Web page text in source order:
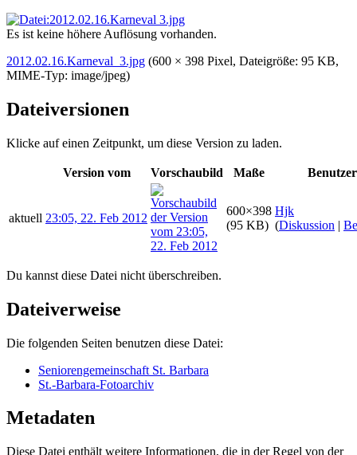
Es ist keine höhere Auflösung vorhanden.
2012.02.16.Karneval_3.jpg (600 × 398 Pixel, Dateigröße: 95 KB,
MIME-Typ: image/jpeg)
Dateiversionen
Klicke auf einen Zeitpunkt, um diese Version zu laden.
Version vom Vorschaubild Maße Benutzer
aktuell 23:05, 22. Feb 2012
600×398
(95 KB)
Hjk
(Diskussion |
Du kannst diese Datei nicht überschreiben.
Dateiverweise
Die folgenden Seiten benutzen diese Datei:
Seniorengemeinschaft St. Barbara
St.-Barbara-Fotoarchiv
Metadaten
Diese Datei enthält weitere Informationen, die in der Regel von der